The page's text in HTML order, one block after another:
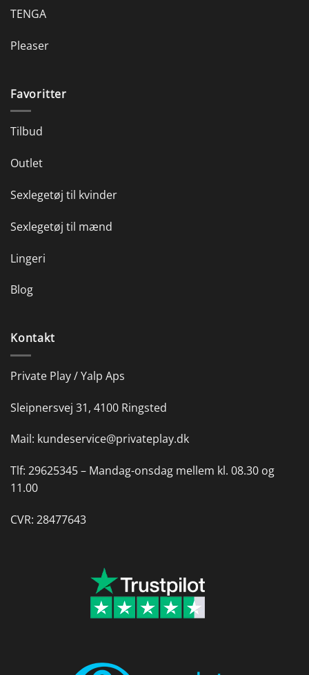
TENGA
Pleaser
Favoritter
Tilbud
Outlet
Sexlegetøj til kvinder
Sexlegetøj til mænd
Lingeri
Blog
Kontakt
Private Play / Yalp Aps
Sleipnersvej 31, 4100 Ringsted
Mail: kundeservice@privateplay.dk
Tlf: 29625345 – Mandag-onsdag mellem kl. 08.30 og
11.00
CVR: 28477643